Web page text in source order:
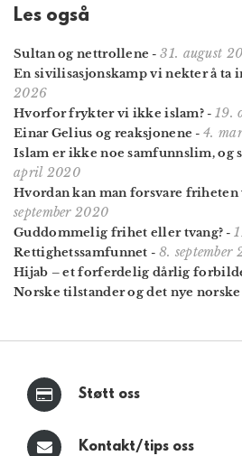
Les også
Sultan og nettrollene -31. august
En sivilisasjons­kamp vi nekter å ta
2026
Hvorfor frykter vi ikke islam? - 19.
Einar Gelius og reaksjonene -4.
Islam er ikke noe samfunnslim, og
april 2020
Hvordan kan man forsvare friheten
september 2020
Guddommelig frihet eller tvang? -
Rettighetssamfunnet - 8. september
Hijab – et forferdelig dårlig
Norske tilstander og det nye
Støtt oss
Kontakt/tips oss